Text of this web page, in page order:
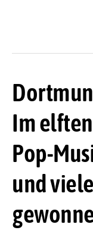
Im
Pop-
und